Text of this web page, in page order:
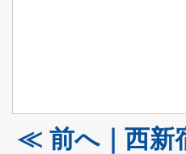
≪ 前へ｜西新